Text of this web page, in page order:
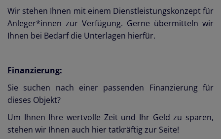
Wir stehen Ihnen mit einem Dienstleistungskonzept für
Anleger*innen zur Verfügung. Gerne übermitteln wir
Ihnen bei Bedarf die Unterlagen hierfür.
Finanzierung:
Sie suchen nach einer passenden Finanzierung für
dieses Objekt?
Um Ihnen Ihre wertvolle Zeit und Ihr Geld zu sparen,
stehen wir Ihnen auch hier tatkräftig zur Seite!